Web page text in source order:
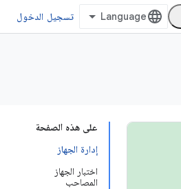
تسجيل الدخول
على هذه الصفحة
إدارة الجهاز
اختبار الجهاز
المصاحب